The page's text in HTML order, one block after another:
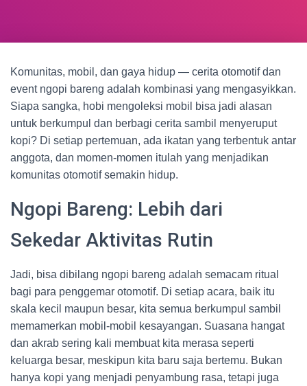
Komunitas, mobil, dan gaya hidup — cerita otomotif dan
event ngopi bareng adalah kombinasi yang mengasyikkan.
Siapa sangka, hobi mengoleksi mobil bisa jadi alasan
untuk berkumpul dan berbagi cerita sambil menyeruput
kopi? Di setiap pertemuan, ada ikatan yang terbentuk antar
anggota, dan momen-momen itulah yang menjadikan
komunitas otomotif semakin hidup.
Ngopi Bareng: Lebih dari
Sekedar Aktivitas Rutin
Jadi, bisa dibilang ngopi bareng adalah semacam ritual
bagi para penggemar otomotif. Di setiap acara, baik itu
skala kecil maupun besar, kita semua berkumpul sambil
memamerkan mobil-mobil kesayangan. Suasana hangat
dan akrab sering kali membuat kita merasa seperti
keluarga besar, meskipun kita baru saja bertemu. Bukan
hanya kopi yang menjadi penyambung rasa, tetapi juga